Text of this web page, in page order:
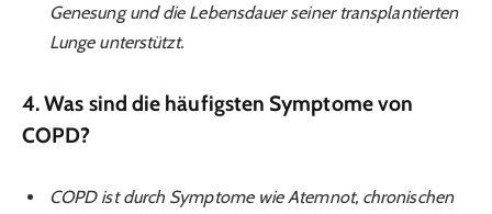
Genesung und die Lebensdauer seiner transplantierten
Lunge unterstützt.
4. Was sind die häufigsten Symptome von
COPD?
COPD ist durch Symptome wie Atemnot, chronischen